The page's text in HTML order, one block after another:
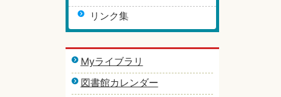
リンク集
Myライブラリ
図書館カレンダー